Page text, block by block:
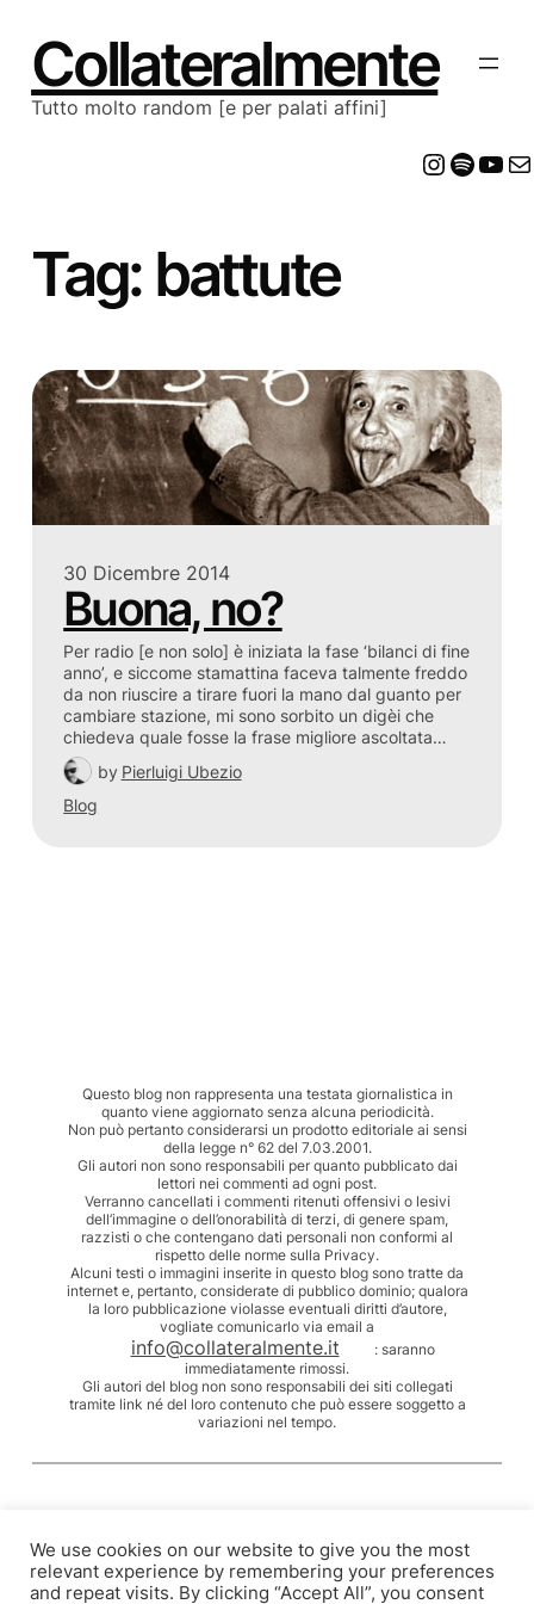
contenuto
Collateralmente
Tutto molto random [e per palati affini]
Tag: battute
30 Dicembre 2014
Buona, no?
Per radio [e non solo] è iniziata la fase ‘bilanci di fine
anno’, e siccome stamattina faceva talmente freddo
da non riuscire a tirare fuori la mano dal guanto per
cambiare stazione, mi sono sorbito un digèi che
chiedeva quale fosse la frase migliore ascoltata…
by Pierluigi Ubezio
Blog
Questo blog non rappresenta una testata giornalistica in
quanto viene aggiornato senza alcuna periodicità.
Non può pertanto considerarsi un prodotto editoriale ai sensi
della legge n° 62 del 7.03.2001.
Gli autori non sono responsabili per quanto pubblicato dai
lettori nei commenti ad ogni post.
Verranno cancellati i commenti ritenuti offensivi o lesivi
dell’immagine o dell’onorabilità di terzi, di genere spam,
razzisti o che contengano dati personali non conformi al
rispetto delle norme sulla Privacy.
Alcuni testi o immagini inserite in questo blog sono tratte da
internet e, pertanto, considerate di pubblico dominio; qualora
la loro pubblicazione violasse eventuali diritti d’autore,
vogliate comunicarlo via email a
info@collateralmente.it
: saranno
immediatamente rimossi.
Gli autori del blog non sono responsabili dei siti collegati
tramite link né del loro contenuto che può essere soggetto a
variazioni nel tempo.
We use cookies on our website to give you the most
relevant experience by remembering your preferences
and repeat visits. By clicking “Accept All”, you consent